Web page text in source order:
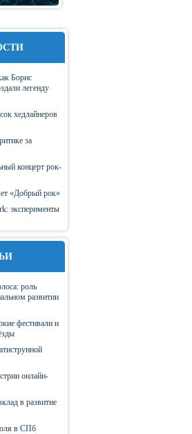
Борис
легенду
хедлайнеров
за
концерт рок-
«Добрый рок»
эксперименты
роль
развитии
фестивали и
онлайн-
в развитие
в СПб